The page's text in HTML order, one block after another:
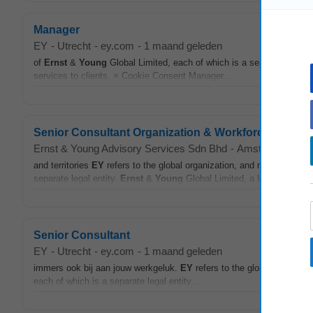
Manager
EY - Utrecht - ey.com - 1 maand geleden
of Ernst & Young Global Limited, each of which is a separate legal
services to clients. × Cookie Consent Manager...
Senior Consultant Organization & Workforce
Ernst & Young Advisory Services Sdn Bhd - Amsterdam ,
and territories EY refers to the global organization, and may refer
separate legal entity. Ernst & Young Global Limited, a UK
Senior Consultant
EY - Utrecht - ey.com - 1 maand geleden
immers ook bij aan jouw werkgeluk. EY refers to the global
each of which is a separate legal entity....